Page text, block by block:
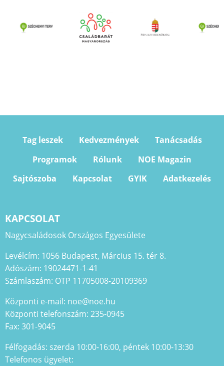
Tag leszek Kedvezmények
Tanácsadás
Programok
Rólunk
NOE Magazin
Sajtószoba
Kapcsolat GYIK Adatkezelés
KAPCSOLAT
Nagycsaládosok Országos Egyesülete
Levélcím: 1056 Budapest, Március 15. tér 8.
Adószám: 19024471-1-41
Számlaszám: OTP 11705008-20109369
Központi e-mail: noe@noe.hu
Központi telefonszám: 235-0945
Fax: 301-9045
Félfogadás: szerda 10:00-16:00, péntek 10:00-13:30
Telefonos ügyelet: